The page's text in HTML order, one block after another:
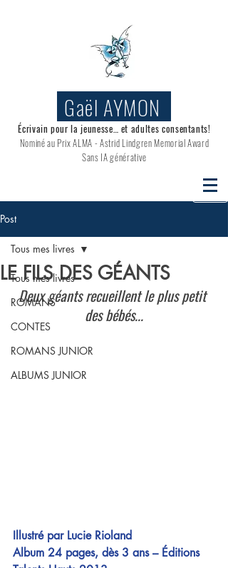
Gaël AYMON
Écrivain pour la jeunesse… et adultes consentants!
Nominé au Prix ALMA - Astrid Lindgren Memorial Award
Sans IA générative
Post
Tous mes livres
ROMANS
CONTES
ROMANS JUNIOR
ALBUMS JUNIOR
Tous mes livres
LE FILS DES GÉANTS
Deux géants recueillent le plus petit
des bébés...
Illustré par Lucie Rioland
Album 24 pages, dès 3 ans – Éditions